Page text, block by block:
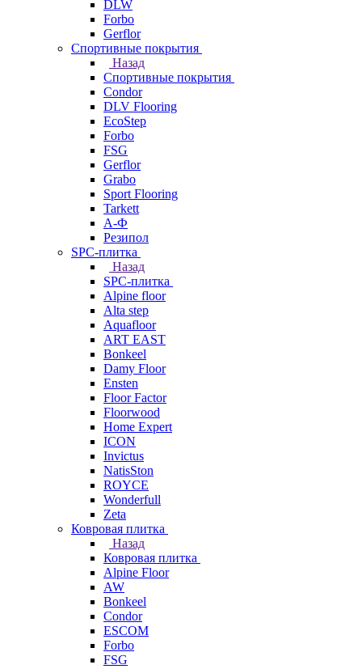
DLW
Forbo
Gerflor
Спортивные покрытия
Назад
Спортивные покрытия
Condor
DLV Flooring
EcoStep
Forbo
FSG
Gerflor
Grabo
Sport Flooring
Tarkett
А-Ф
Резипол
SPC-плитка
Назад
SPC-плитка
Alpine floor
Alta step
Aquafloor
ART EAST
Bonkeel
Damy Floor
Ensten
Floor Factor
Floorwood
Home Expert
ICON
Invictus
NatisSton
ROYCE
Wonderfull
Zeta
Ковровая плитка
Назад
Ковровая плитка
Alpine Floor
AW
Bonkeel
Condor
ESCOM
Forbo
FSG